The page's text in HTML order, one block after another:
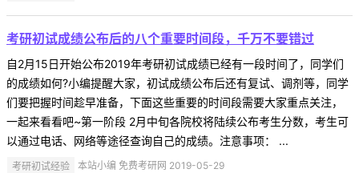
考研初试成绩公布后的八个重要时间段，千万不要错过
自2月15日开始公布2019年考研初试成绩已经有一段时间了，同学们
的成绩如何?小编提醒大家，初试成绩公布后还有复试、调剂等，同学
们要把握时间趁早准备，下面这些重要的时间段需要大家重点关注，
一起来看看吧~第一阶段 2月中旬各院校将陆续公布考生分数，考生可
以通过电话、网络等途径查询自己的成绩。注意事项： ...
考研初试经验 本站小编 免费考研网 2019-05-29